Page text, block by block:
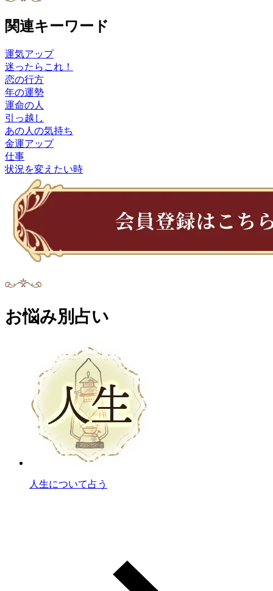
関連キーワード
運気アップ
迷ったらこれ！
恋の行方
年の運勢
運命の人
引っ越し
あの人の気持ち
金運アップ
仕事
状況を変えたい時
お悩み別占い
人生について占う